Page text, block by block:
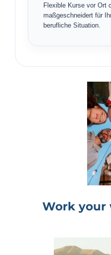
Flexible Kurse vor Ort
maßgeschneidert für
berufliche Situation.
Work your